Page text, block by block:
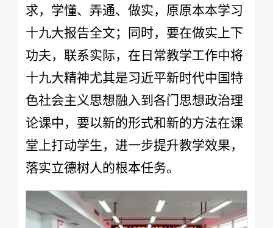
求，学懂、弄通、做实，原原本本学习
十九大报告全文；同时，要在做实上下
功夫，联系实际，在日常教学工作中将
十九大精神尤其是习近平新时代中国特
色社会主义思想融入到各门思想政治理
论课中，要以新的形式和新的方法在课
堂上打动学生，进一步提升教学效果，
落实立德树人的根本任务。